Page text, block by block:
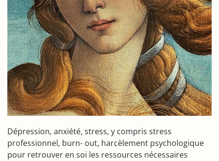
Dépression, anxiété, stress, y compris stress
professionnel, burn- out, harcèlement psychologique
pour retrouver en soi les ressources nécessaires